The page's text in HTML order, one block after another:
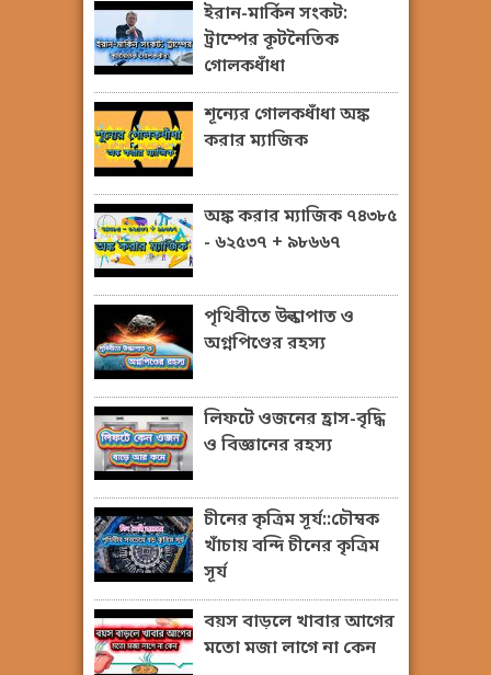
ইরান-মার্কিন সংকট:
ট্রাম্পের কূটনৈতিক
গোলকধাঁধা
শূন্যের গোলকধাঁধা অঙ্ক
করার ম্যাজিক
অঙ্ক করার ম্যাজিক ৭৪৩৮৫
- ৬২৫৩৭ + ৯৮৬৬৭
পৃথিবীতে উল্কাপাত ও
অগ্নপিণ্ডের রহস্য
লিফটে ওজনের হ্রাস-বৃদ্ধি
ও বিজ্ঞানের রহস্য
চীনের কৃত্রিম সূর্য::চৌম্বক
খাঁচায় বন্দি চীনের কৃত্রিম
সূর্য
বয়স বাড়লে খাবার আগের
মতো মজা লাগে না কেন